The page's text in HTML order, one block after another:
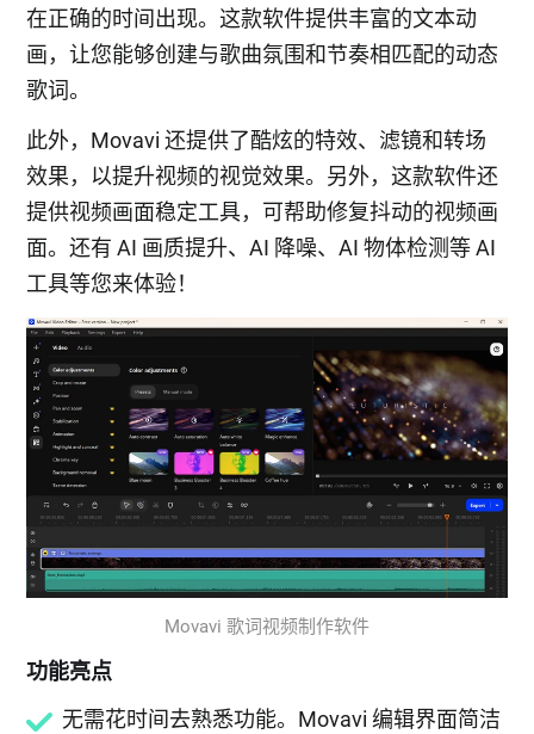
在正确的时间出现。这款软件提供丰富的文本动
画，让您能够创建与歌曲氛围和节奏相匹配的动态
歌词。
此外，Movavi 还提供了酷炫的特效、滤镜和转场
效果，以提升视频的视觉效果。另外，这款软件还
提供视频画面稳定工具，可帮助修复抖动的视频画
面。还有 AI 画质提升、AI 降噪、AI 物体检测等 AI
工具等您来体验！
Movavi 歌词视频制作软件
功能亮点
无需花时间去熟悉功能。Movavi 编辑界面简洁